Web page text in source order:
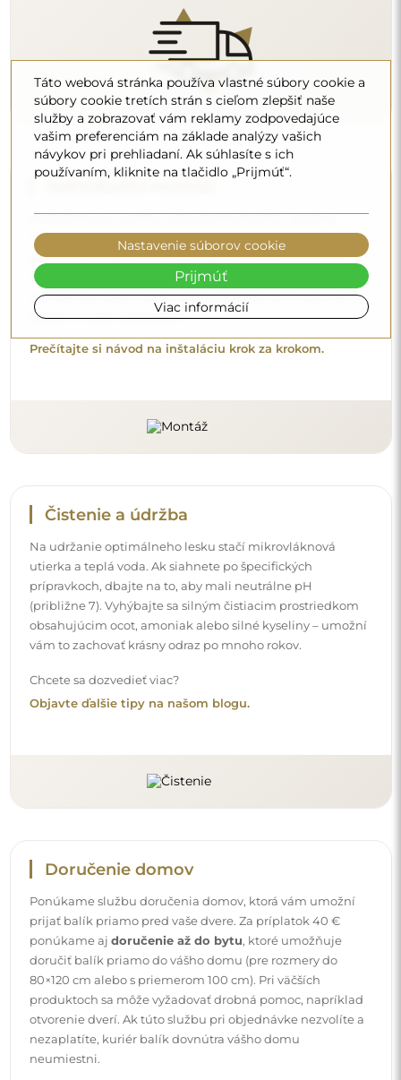
Čistenie a údržba
(približne 7). Vyhýbajte sa silným čistiacim prostriedkom
obsahujúcim ocot, amoniak alebo silné kyseliny – umožní
vám to zachovať krásny odraz po mnoho rokov.
Chcete sa dozvedieť viac?
Objavte ďalšie tipy na našom blogu.
Doručenie domov
Ponúkame službu doručenia domov, ktorá vám umožní
prijať balík priamo pred vaše dvere. Za príplatok 40 €
ponúkame ajdoručenie až do bytu
, ktoré umožňuje
doručiť balík priamo do vášho domu (pre rozmery do
80×120 cm alebo s priemerom 100 cm). Pri väčších
produktoch sa môže vyžadovať drobná pomoc, napríklad
nezaplatíte, kuriér balík dovnútra vášho domu
neumiestni.
Návody
Aby bola montáž a používanie nášho zrkadla jednoduché
a bez starostí, pripravili sme pre vás podrobné návody.
Nájdete v nich všetky potrebné kroky pre správnu montáž
zrkadla, ako aj rady pre jeho údržbu, čistenie a
starostlivosť, aby ste sa mohli dlho tešiť z jeho dokonalého
vzhľadu.
Pozrite si návody na montáž a používanie.
Táto webová stránka používa vlastné súbory cookie a
súbory cookie tretích strán s cieľom zlepšiť naše
služby a zobrazovať vám reklamy zodpovedajúce
vašim preferenciám na základe analýzy vašich
návykov pri prehliadaní. Ak súhlasíte s ich
používaním, kliknite na tlačidlo „Prijmúť“.
Viac informácií
Nastavenie súborov cookie
Prijmúť